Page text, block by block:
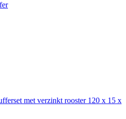
met verzinkt rooster 120 x 15 x